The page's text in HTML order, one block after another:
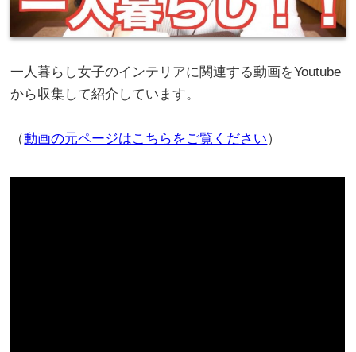
一人暮らし女子のインテリアに関連する動画をYoutube
から収集して紹介しています。
（動画の元ページはこちらをご覧ください）